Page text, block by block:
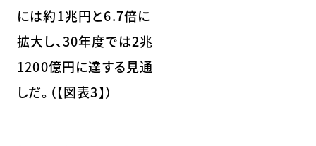
には約1兆円と6.7倍に
拡大し、30年度では2兆
1200億円に達する見通
しだ。（【図表3】）